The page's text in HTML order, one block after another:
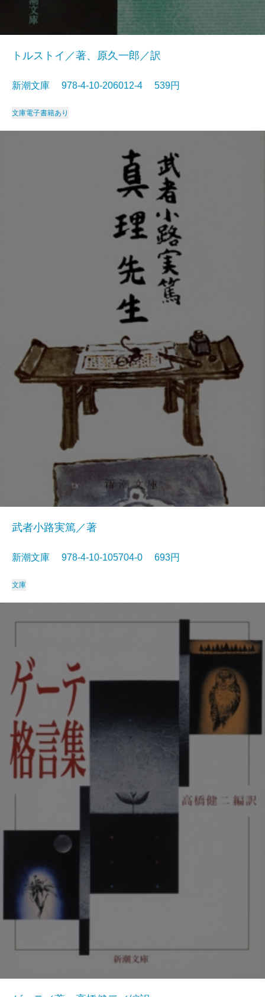
トルストイ／著、原久一郎／訳
新潮文庫 978-4-10-206012-4 539円
文庫電子書籍あり
武者小路実篤／著
新潮文庫 978-4-10-105704-0 693円
文庫